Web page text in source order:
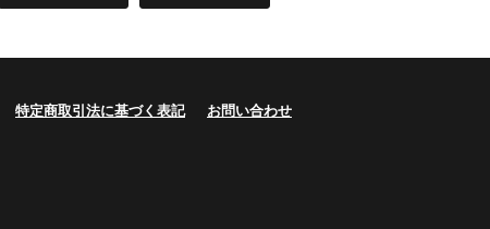
特定商取引法に基づく表記 お問い合わせ